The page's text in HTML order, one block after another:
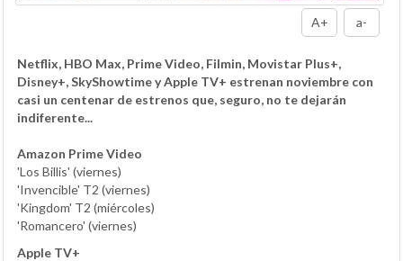
A+ a-
Netflix, HBO Max, Prime Video, Filmin, Movistar Plus+,
Disney+, SkyShowtime y Apple TV+ estrenan noviembre con
casi un centenar de estrenos que, seguro, no te dejarán
indiferente...
Amazon Prime Video
'Los Billis' (viernes)
'Invencible' T2 (viernes)
'Kingdom' T2 (miércoles)
'Romancero' (viernes)
Apple TV+